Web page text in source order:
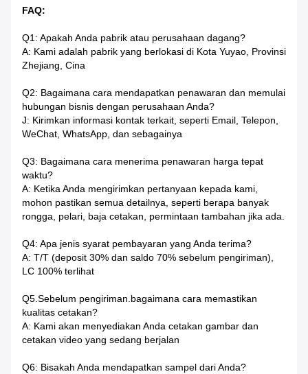
FAQ:
Q1: Apakah Anda pabrik atau perusahaan dagang?
A: Kami adalah pabrik yang berlokasi di Kota Yuyao, Provinsi
Zhejiang, Cina
Q2: Bagaimana cara mendapatkan penawaran dan memulai
hubungan bisnis dengan perusahaan Anda?
J: Kirimkan informasi kontak terkait, seperti Email, Telepon,
WeChat, WhatsApp, dan sebagainya
Q3: Bagaimana cara menerima penawaran harga tepat
waktu?
A: Ketika Anda mengirimkan pertanyaan kepada kami,
mohon pastikan semua detailnya, seperti berapa banyak
rongga, pelari, baja cetakan, permintaan tambahan jika ada.
Q4: Apa jenis syarat pembayaran yang Anda terima?
A: T/T (deposit 30% dan saldo 70% sebelum pengiriman),
LC 100% terlihat
Q5.Sebelum pengiriman.bagaimana cara memastikan
kualitas cetakan?
A: Kami akan menyediakan Anda cetakan gambar dan
cetakan video yang sedang berjalan
Q6: Bisakah Anda mendapatkan sampel dari Anda?